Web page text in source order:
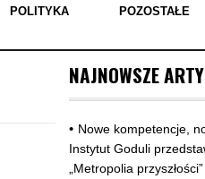
POLITYKA POZOSTAŁE
NAJNOWSZE
Nowe kompetencje,
Instytut Goduli
„Metropolia przyszłości”